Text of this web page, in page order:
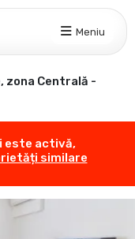
Meniu
zona Centrală -
este activă,
similare